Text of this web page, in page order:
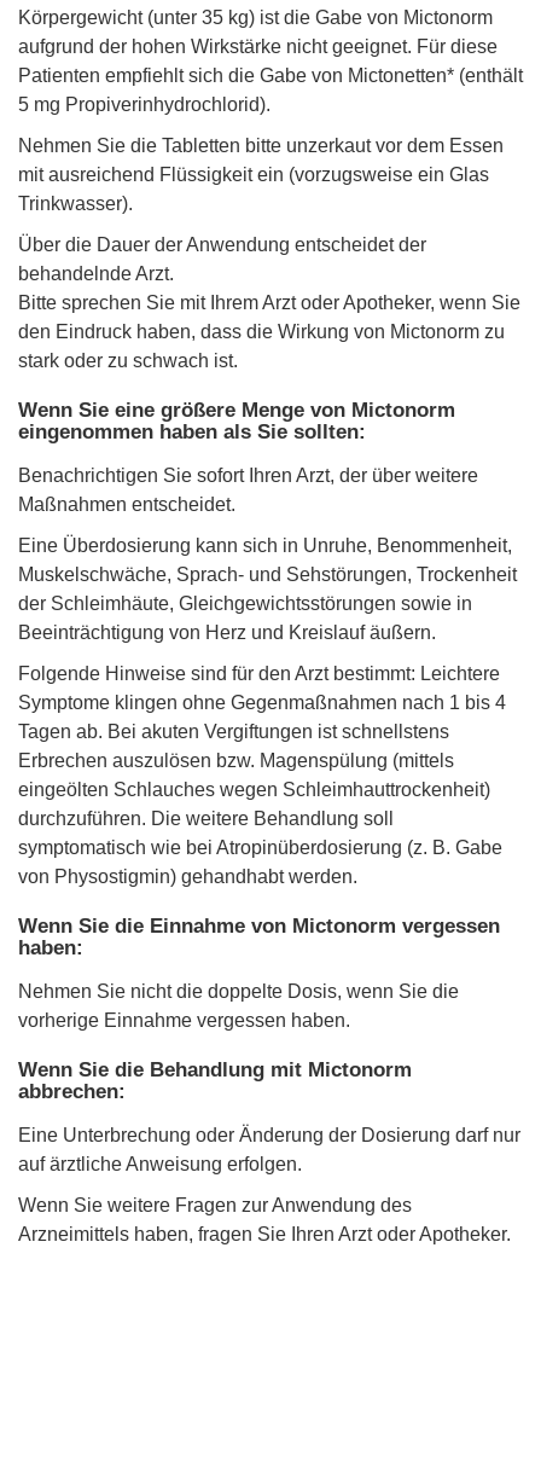
Körpergewicht (unter 35 kg) ist die Gabe von Mictonorm
aufgrund der hohen Wirkstärke nicht geeignet. Für diese
Patienten empfiehlt sich die Gabe von Mictonetten* (enthält
5 mg Propiverinhydrochlorid).
Nehmen Sie die Tabletten bitte unzerkaut vor dem Essen
mit ausreichend Flüssigkeit ein (vorzugsweise ein Glas
Trinkwasser).
Über die Dauer der Anwendung entscheidet der
behandelnde Arzt.
Bitte sprechen Sie mit Ihrem Arzt oder Apotheker, wenn Sie
den Eindruck haben, dass die Wirkung von Mictonorm zu
stark oder zu schwach ist.
Wenn Sie eine größere Menge von Mictonorm
eingenommen haben als Sie sollten:
Benachrichtigen Sie sofort Ihren Arzt, der über weitere
Maßnahmen entscheidet.
Eine Überdosierung kann sich in Unruhe, Benommenheit,
Muskelschwäche, Sprach- und Sehstörungen, Trockenheit
der Schleimhäute, Gleichgewichtsstörungen sowie in
Beeinträchtigung von Herz und Kreislauf äußern.
Folgende Hinweise sind für den Arzt bestimmt: Leichtere
Symptome klingen ohne Gegenmaßnahmen nach 1 bis 4
Tagen ab. Bei akuten Vergiftungen ist schnellstens
Erbrechen auszulösen bzw. Magenspülung (mittels
eingeölten Schlauches wegen Schleimhauttrockenheit)
durchzuführen. Die weitere Behandlung soll
symptomatisch wie bei Atropinüberdosierung (z. B. Gabe
von Physostigmin) gehandhabt werden.
Wenn Sie die Einnahme von Mictonorm vergessen
haben:
Nehmen Sie nicht die doppelte Dosis, wenn Sie die
vorherige Einnahme vergessen haben.
Wenn Sie die Behandlung mit Mictonorm
abbrechen:
Eine Unterbrechung oder Änderung der Dosierung darf nur
auf ärztliche Anweisung erfolgen.
Wenn Sie weitere Fragen zur Anwendung des
Arzneimittels haben, fragen Sie Ihren Arzt oder Apotheker.